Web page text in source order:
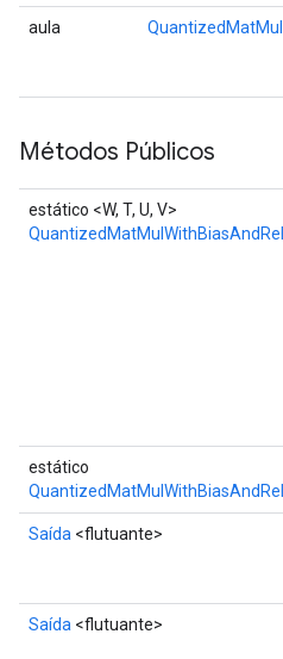
aula
Métodos Públicos
estático <W, T, U, V>
estático
Saída <flutuante>
Saída <flutuante>